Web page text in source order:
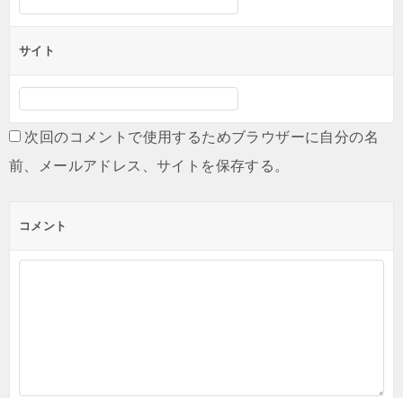
サイト
次回のコメントで使用するためブラウザーに自分の名
前、メールアドレス、サイトを保存する。
コメント